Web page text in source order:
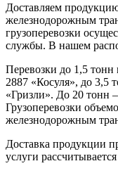
Доставляем
железнодорожным
грузоперевозки
службы. В нашем
Перевозки до 1,5
2887 «Косуля», до 3,5
«Гризли». До 20 тонн
Грузоперевозки
железнодорожным
Доставка продукции
услуги